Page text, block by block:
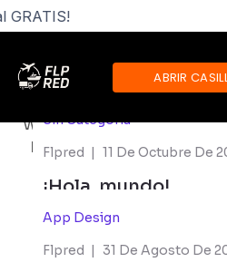
GRATIS!
ABRIR
Explore Our
Where Vision Meets
For Bold Tomorrow. Et
Sin Categoría
Flpred
11 De Octubre De
¡Hola, mundo!
App Design
Flpred
31 De Agosto De